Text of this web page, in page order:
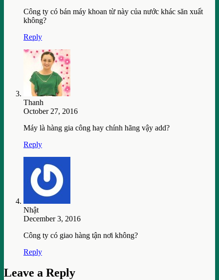
Công ty có bán máy khoan từ này của nước khác săn xuất
không?
Reply
Thanh
October 27, 2016
Máy là hàng gia công hay chính hãng vậy add?
Reply
Nhật
December 3, 2016
Công ty có giao hàng tận nơi không?
Reply
Leave a Reply